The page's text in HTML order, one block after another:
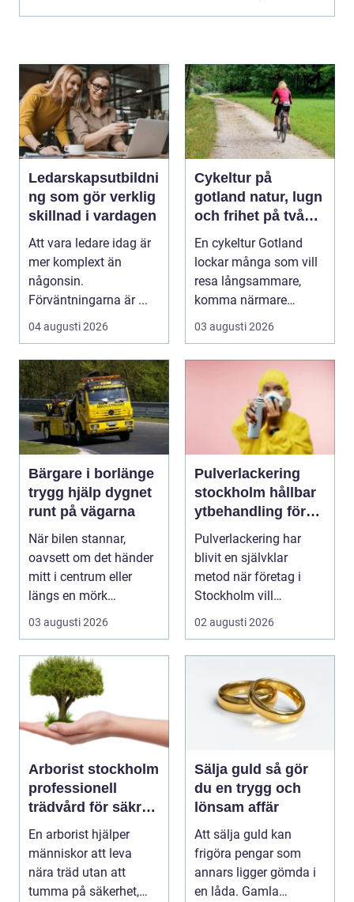
Ledarskapsutbildni
ng som gör verklig
skillnad i vardagen
Att vara ledare idag är
mer komplext än
någonsin.
Förväntningarna är ...
04 augusti 2026
Cykeltur på
gotland natur, lugn
och frihet på två
hjul
En cykeltur Gotland
lockar många som vill
resa långsammare,
komma närmare
naturen och känna
havsbris...
03 augusti 2026
Bärgare i borlänge
trygg hjälp dygnet
runt på vägarna
När bilen stannar,
oavsett om det händer
mitt i centrum eller
längs en mörk
landsväg, handlar allt
03 augusti 2026
Pulverlackering
stockholm hållbar
ytbehandling för
industri och design
Pulverlackering har
blivit en självklar
metod när företag i
Stockholm vill
kombinera slitstyrka,
02 augusti 2026
Arborist stockholm
professionell
trädvård för säkra
och vackra träd
En arborist hjälper
människor att leva
nära träd utan att
tumma på säkerhet,
Sälja guld så gör
du en trygg och
lönsam affär
Att sälja guld kan
frigöra pengar som
annars ligger gömda i
en låda. Gamla